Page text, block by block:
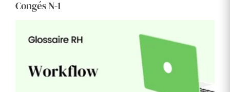
Congés N-1